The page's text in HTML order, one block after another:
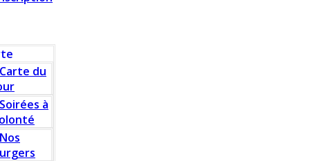
Carte du
Soirées à
Nos